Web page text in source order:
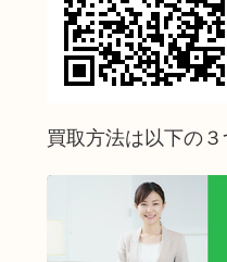
買取方法は以下の３